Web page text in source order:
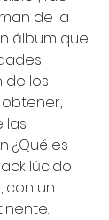
de la
álbum que
de los
las
¿Qué es
lúcido
con un